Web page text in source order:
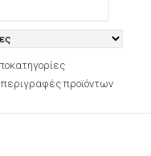
περιγραφές προϊόντων